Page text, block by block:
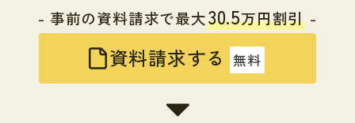
- 事前の資料請求で最大30.5万円割引 -
資料請求する 無料